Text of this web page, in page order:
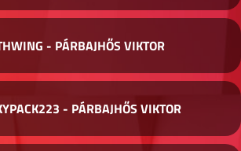
- PÁRBAJHŐS VIKTOR
- PÁRBAJHŐS VIKTOR